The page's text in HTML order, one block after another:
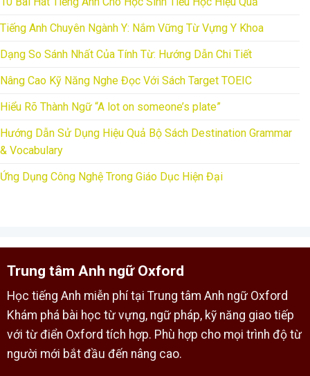
Tiếng Anh Chuyên Ngành Y: Nắm Vững Từ Vựng Y Khoa
Dạng So Sánh Nhất Của Tính Từ: Hướng Dẫn Chi Tiết
Nâng Cao Kỹ Năng Nghe Đọc Với Sách Target TOEIC
Hiểu Rõ Thành Ngữ “A lot on someone’s plate”
Hướng Dẫn Sử Dụng Hiệu Quả Bộ Sách Destination Grammar
& Vocabulary
Ứng Dụng Công Nghệ Trong Giáo Dục Hiện Đại
Trung tâm Anh ngữ Oxford
Học tiếng Anh miễn phí tại Trung tâm Anh ngữ Oxford
Khám phá bài học từ vựng, ngữ pháp, kỹ năng giao tiếp
với từ điển Oxford tích hợp. Phù hợp cho mọi trình độ từ
người mới bắt đầu đến nâng cao.